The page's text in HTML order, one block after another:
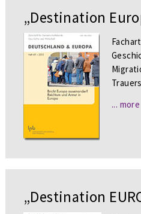
„Destination
... more
„Destination